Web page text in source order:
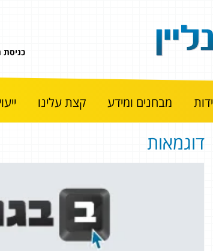
כניסת
מבחנים ומידע קצת עלינו
דוגמאות